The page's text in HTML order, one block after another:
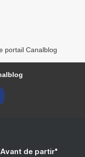
portail Canalblog
de partir"